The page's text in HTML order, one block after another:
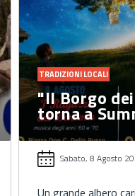
TRADIZIONI LOCALI
Estate a
Venerdì, 7 Agosto
Tutta la tradizione